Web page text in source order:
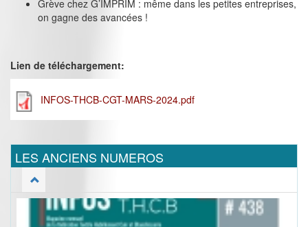
Grève chez G’IMPRIM : même dans les petites entreprises,
on gagne des avancées !
Lien de téléchargement:
INFOS-THCB-CGT-MARS-2024.pdf
LES ANCIENS NUMEROS